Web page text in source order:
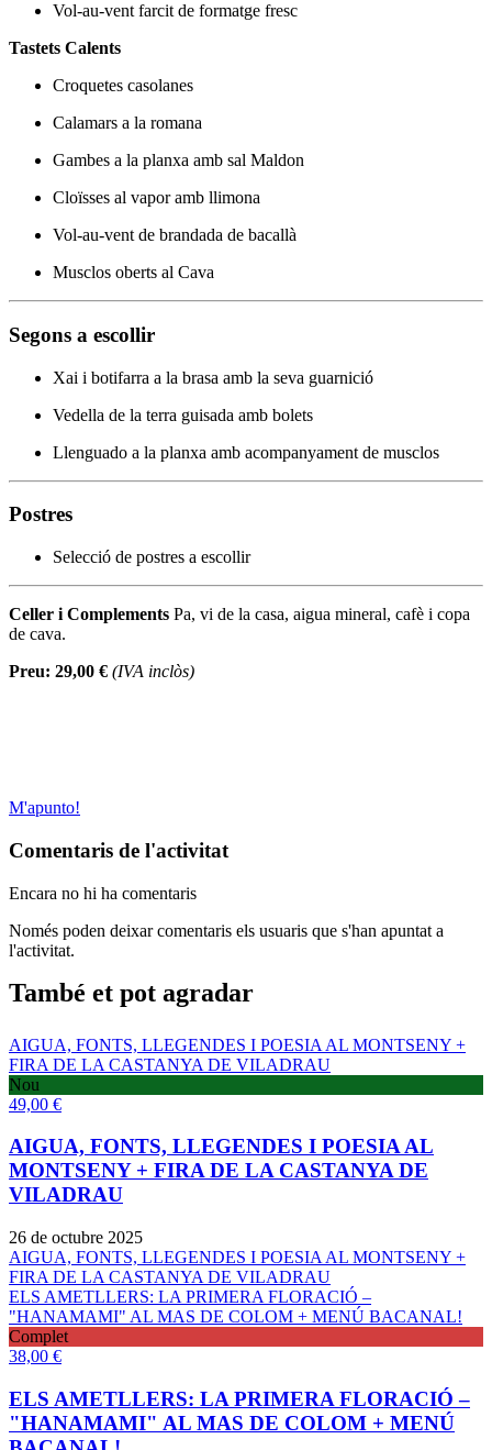
Vol-au-vent farcit de formatge fresc
Tastets Calents
Croquetes casolanes
Calamars a la romana
Gambes a la planxa amb sal Maldon
Cloïsses al vapor amb llimona
Vol-au-vent de brandada de bacallà
Musclos oberts al Cava
Segons a escollir
Xai i botifarra a la brasa amb la seva guarnició
Vedella de la terra guisada amb bolets
Llenguado a la planxa amb acompanyament de musclos
Postres
Selecció de postres a escollir
Celler i Complements Pa, vi de la casa, aigua mineral, cafè i copa
de cava.
Preu: 29,00 € (IVA inclòs)
M'apunto!
Comentaris de l'activitat
Encara no hi ha comentaris
Només poden deixar comentaris els usuaris que s'han apuntat a
l'activitat.
També et pot agradar
AIGUA, FONTS, LLEGENDES I POESIA AL MONTSENY +
FIRA DE LA CASTANYA DE VILADRAU
Nou
49,00 €
AIGUA, FONTS, LLEGENDES I POESIA AL
MONTSENY + FIRA DE LA CASTANYA DE
VILADRAU
26 de octubre 2025
AIGUA, FONTS, LLEGENDES I POESIA AL MONTSENY +
FIRA DE LA CASTANYA DE VILADRAU
ELS AMETLLERS: LA PRIMERA FLORACIÓ –
"HANAMAMI" AL MAS DE COLOM + MENÚ BACANAL!
Complet
38,00 €
ELS AMETLLERS: LA PRIMERA FLORACIÓ –
"HANAMAMI" AL MAS DE COLOM + MENÚ